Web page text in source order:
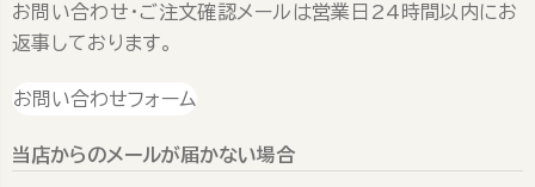
お問い合わせ・ご注文確認メールは営業日24時間以内にお
返事しております。
お問い合わせフォーム
当店からのメールが届かない場合